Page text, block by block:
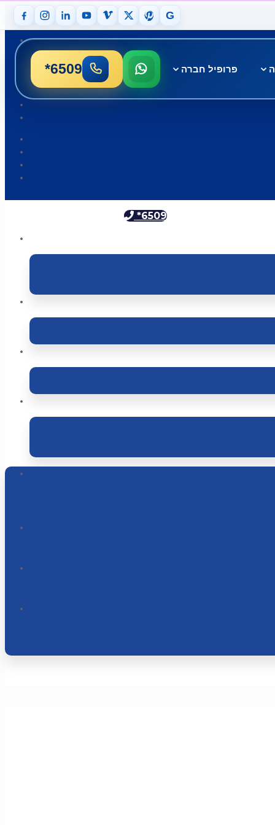
G
פרופיל חברה *6509
*6509